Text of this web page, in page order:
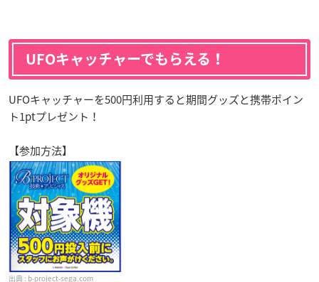
UFOキャッチャーでもらえる！
UFOキャッチャーを500円利用すると期間グッズと携帯ポイン
ト1ptプレゼント！
【参加方法】
b-project-sega.com